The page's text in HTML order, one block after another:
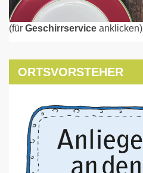
(für Geschirrservice anklicken)
ORTSVORSTEHER